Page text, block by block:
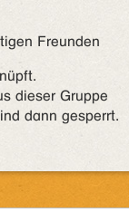
Freunden
dieser Gruppe
dann gesperrt.